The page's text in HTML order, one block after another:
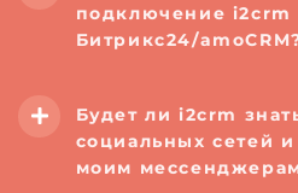
подключение i2crm
Битрикс24/
Будет ли i2crm
социальных сетей
моим